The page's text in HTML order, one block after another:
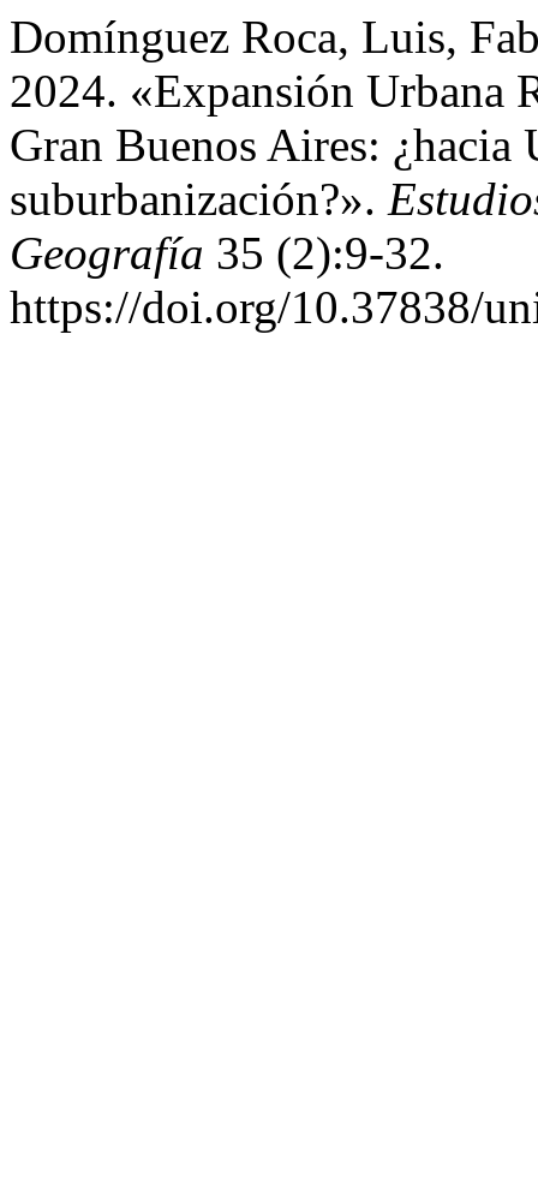
Domínguez Roca, Luis,
2024. «Expansión Urbana
Gran Buenos Aires: ¿hacia
suburbanización?».
Geografía 35 (2):9-32.
https://doi.org/10.37838/